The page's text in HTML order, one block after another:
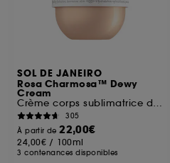
SOL DE JANEIRO
Rosa Charmosa™ Dewy
Cream
Crème corps sublimatrice d'éclat
305
À partir de22,00€
24,00€ / 100ml
3 contenances disponibles